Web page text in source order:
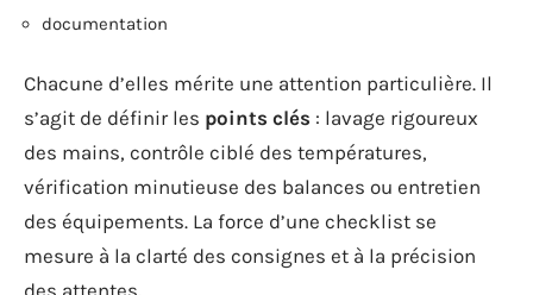
documentation
Chacune d’elles mérite une attention particulière. Il
s’agit de définir les points clés : lavage rigoureux
des mains, contrôle ciblé des températures,
vérification minutieuse des balances ou entretien
des équipements. La force d’une checklist se
mesure à la clarté des consignes et à la précision
des attentes.